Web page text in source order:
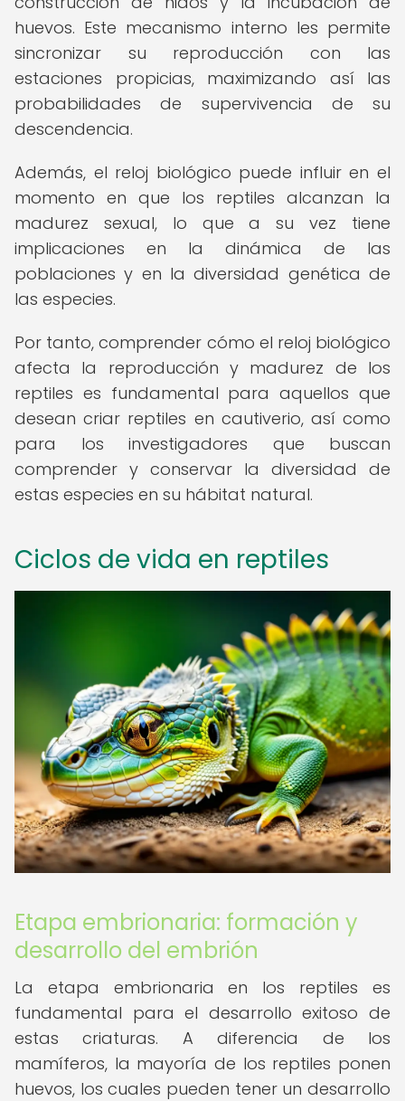
huevos. Este mecanismo interno les permite
sincronizar su reproducción con las
estaciones propicias, maximizando así las
probabilidades de supervivencia de su
descendencia.
Además, el reloj biológico puede influir en el
momento en que los reptiles alcanzan la
madurez sexual, lo que a su vez tiene
implicaciones en la dinámica de las
poblaciones y en la diversidad genética de
las especies.
Por tanto, comprender cómo el reloj biológico
afecta la reproducción y madurez de los
reptiles es fundamental para aquellos que
desean criar reptiles en cautiverio, así como
para los investigadores que buscan
comprender y conservar la diversidad de
estas especies en su hábitat natural.
Ciclos de vida en reptiles
Etapa embrionaria: formación y
desarrollo del embrión
La etapa embrionaria en los reptiles es
fundamental para el desarrollo exitoso de
estas criaturas. A diferencia de los
mamíferos, la mayoría de los reptiles ponen
huevos, los cuales pueden tener un desarrollo